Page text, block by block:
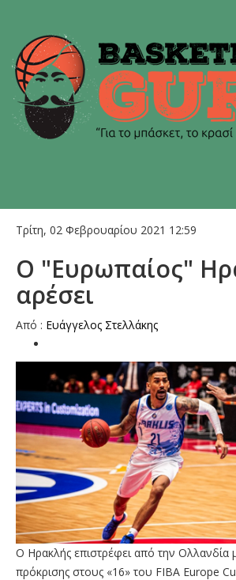
Τρίτη, 02 Φεβρουαρίου 2021 12:59
Ο "Ευρωπαίος"
αρέσει
Από : Ευάγγελος Στελλάκης
Ο Ηρακλής επιστρέφει από την Ολλανδία
πρόκρισης στους «16» του FIBA Europe